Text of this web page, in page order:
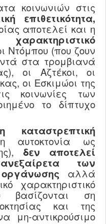
κοινωνιών στις
επιθετικότητα,
αποτελεί και η
Nτόμπου (που ζουν
στα τρομβιανά
οι Aζτέκοι, οι
οι Εσκιμώοι της
κοινωνίες των
το δίπτυχο
η καταστρεπτική
αυτοκτονία ως
δεν αποτελεί
των
αλλά
χαρακτηριστικό
βασίζονται ση
και της
μη-αντικρούσιμο